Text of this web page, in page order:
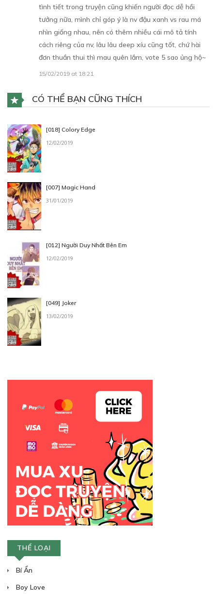
tình tiết trong truyện cũng khiến người đọc dễ hồi
tưởng nữa, mình chỉ góp ý là nv đậu xanh vs rau má
nhìn giống nhau, nên có thêm nhiều cái mô tả tính
cách riêng của nv, lâu lâu deep xíu cũng tốt, chứ hài
đơn thuần thui thì mau quên lắm, vote 5 sao ủng hộ~
15/02/2019 at 18:21
CÓ THỂ BẠN CŨNG THÍCH
[018] Colory Edge
12/02/2019
[007] Magic Hand
31/01/2019
[012] Người Duy Nhất Bên Em
12/02/2019
[049] Joker
13/02/2019
THỂ LOẠI
Bí Ẩn
Boy Love